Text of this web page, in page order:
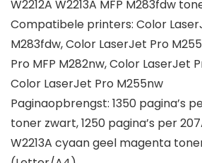
W2212A W2213A MFP M283fdw
Compatibele printers: Color
M283fdw, Color LaserJet Pro
Pro MFP M282nw, Color LaserJet
Color LaserJet Pro M255nw
Paginaopbrengst: 1350 pagina’s
toner zwart, 1250 pagina’s per
W2213A cyaan geel magenta